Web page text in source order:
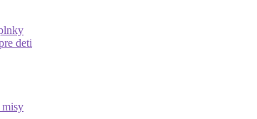
deti